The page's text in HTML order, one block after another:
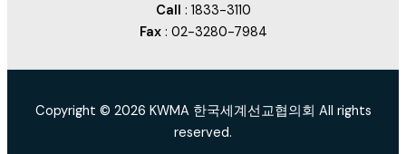
Call : 1833-3110
Fax : 02-3280-7984
Copyright © 2026 KWMA 한국세계선교협의회 All rights
reserved.